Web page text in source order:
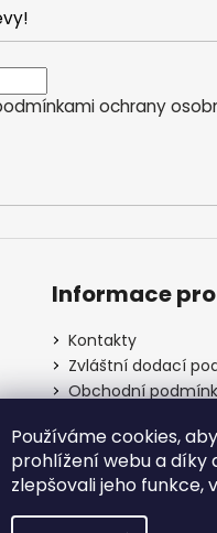
Používáme cookies,
prohlížení webu a díky
zlepšovali jeho funkce,
ochrany
Informace
Kontakty
Zvláštní dodací
Obchodní
osobních údajů